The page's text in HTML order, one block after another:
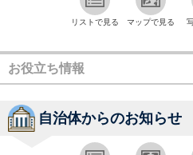
リストで見る マップで見る
お役立ち情報
自治体からのお知らせ